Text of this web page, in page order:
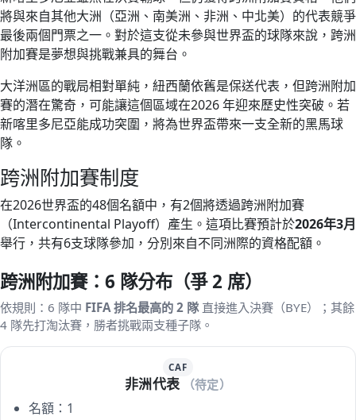
將與來自其他大洲（亞洲、南美洲、非洲、中北美）的代表競爭
最後兩個門票之一。對於這支從未參與世界盃的球隊來說，跨洲
附加賽是夢想與挑戰兼具的舞台。
大洋洲區的戰局相對單純，紐西蘭依舊是保送代表，但跨洲附加
賽的潛在驚奇，可能讓這個區域在2026 年迎來歷史性突破。若
新喀里多尼亞能成功突圍，將為世界盃帶來一支全新的黑馬球
隊。
跨洲附加賽制度
在2026世界盃的48個名額中，有2個將透過跨洲附加賽
（Intercontinental Playoff）產生。這項比賽預計於2026年3月
舉行，共有6支球隊參加，分別來自不同洲際的資格配額。
跨洲附加賽：6 隊分布（爭 2 席）
依規則：6 隊中 FIFA 排名最高的 2 隊直接進入決賽（BYE）；其餘
4 隊先打淘汰賽，勝者挑戰兩支種子隊。
CAF
非洲代表 （待定）
名額：1